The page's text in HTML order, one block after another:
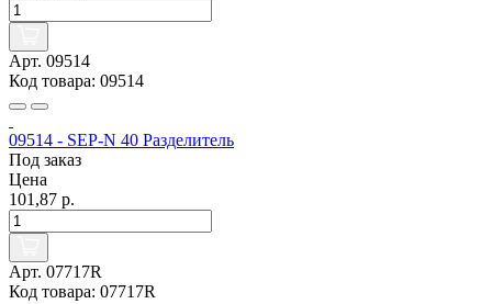
Арт. 09514
Код товара: 09514
09514 - SEP-N 40 Разделитель
Под заказ
Цена
101,87 р.
Арт. 07717R
Код товара: 07717R